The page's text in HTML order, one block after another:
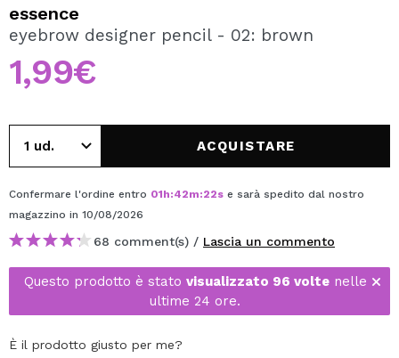
Creando un account su Maquibeauty.it potrai fare i tuoi
acquisti velocemente, controllare lo stato dei tuoi ordini e
consultare le tue operazioni precedenti.
CREARE UN ACCOUNT
essence
eyebrow designer pencil - 02: brown
1,99€
ACQUISTARE
Confermare l'ordine entro 01h:42m:22s e sarà spedito dal nostro
magazzino in 10/08/2026
68 comment(s) / Lascia un commento
Questo prodotto è stato visualizzato 96 voltenelle
ultime 24 ore.
È il prodotto giusto per me?